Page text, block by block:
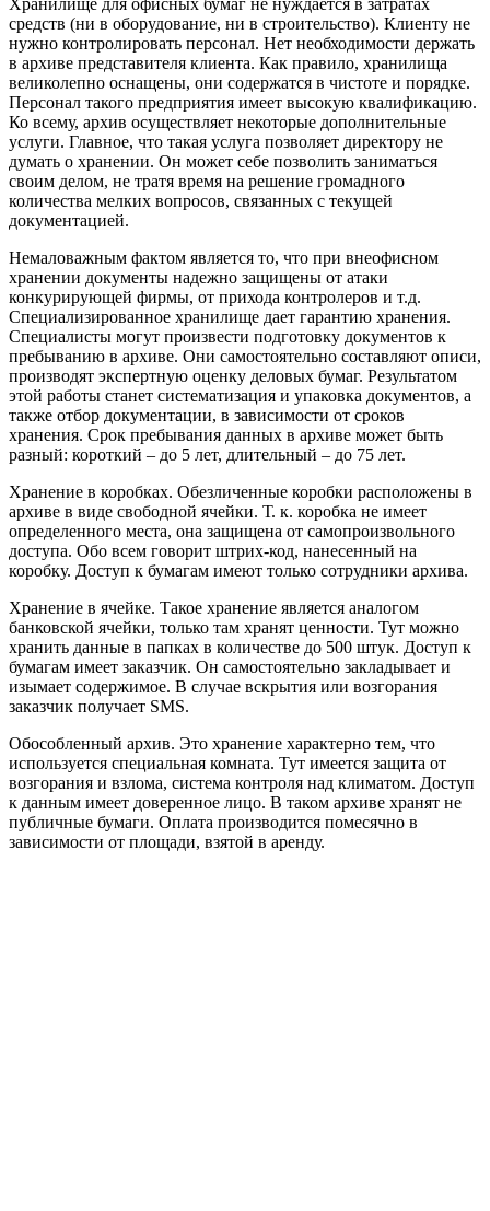
Хранилище для офисных бумаг не нуждается в затратах
средств (ни в оборудование, ни в строительство). Клиенту не
нужно контролировать персонал. Нет необходимости держать
в архиве представителя клиента. Как правило, хранилища
великолепно оснащены, они содержатся в чистоте и порядке.
Персонал такого предприятия имеет высокую квалификацию.
Ко всему, архив осуществляет некоторые дополнительные
услуги. Главное, что такая услуга позволяет директору не
думать о хранении. Он может себе позволить заниматься
своим делом, не тратя время на решение громадного
количества мелких вопросов, связанных с текущей
документацией.
Немаловажным фактом является то, что при внеофисном
хранении документы надежно защищены от атаки
конкурирующей фирмы, от прихода контролеров и т.д.
Специализированное хранилище дает гарантию хранения.
Специалисты могут произвести подготовку документов к
пребыванию в архиве. Они самостоятельно составляют описи,
производят экспертную оценку деловых бумаг. Результатом
этой работы станет систематизация и упаковка документов, а
также отбор документации, в зависимости от сроков
хранения. Срок пребывания данных в архиве может быть
разный: короткий – до 5 лет, длительный – до 75 лет.
Хранение в коробках. Обезличенные коробки расположены в
архиве в виде свободной ячейки. Т. к. коробка не имеет
определенного места, она защищена от самопроизвольного
доступа. Обо всем говорит штрих-код, нанесенный на
коробку. Доступ к бумагам имеют только сотрудники архива.
Хранение в ячейке. Такое хранение является аналогом
банковской ячейки, только там хранят ценности. Тут можно
хранить данные в папках в количестве до 500 штук. Доступ к
бумагам имеет заказчик. Он самостоятельно закладывает и
изымает содержимое. В случае вскрытия или возгорания
заказчик получает SMS.
Обособленный архив. Это хранение характерно тем, что
используется специальная комната. Тут имеется защита от
возгорания и взлома, система контроля над климатом. Доступ
к данным имеет доверенное лицо. В таком архиве хранят не
публичные бумаги. Оплата производится помесячно в
зависимости от площади, взятой в аренду.